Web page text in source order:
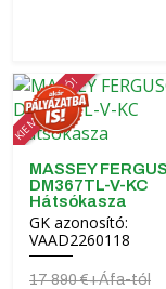
KIEMELT AKCIÓ!
MASSEY
DM367TL-V-KC
Hátsókasza
GK azonosító:
VAAD2260118
17 890 €+Áfa-tól